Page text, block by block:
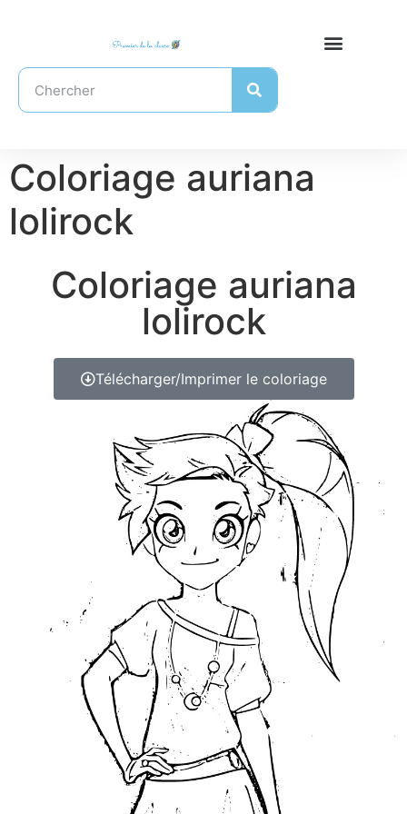
Coloriage auriana
lolirock
Coloriage auriana
lolirock
Télécharger/Imprimer le coloriage